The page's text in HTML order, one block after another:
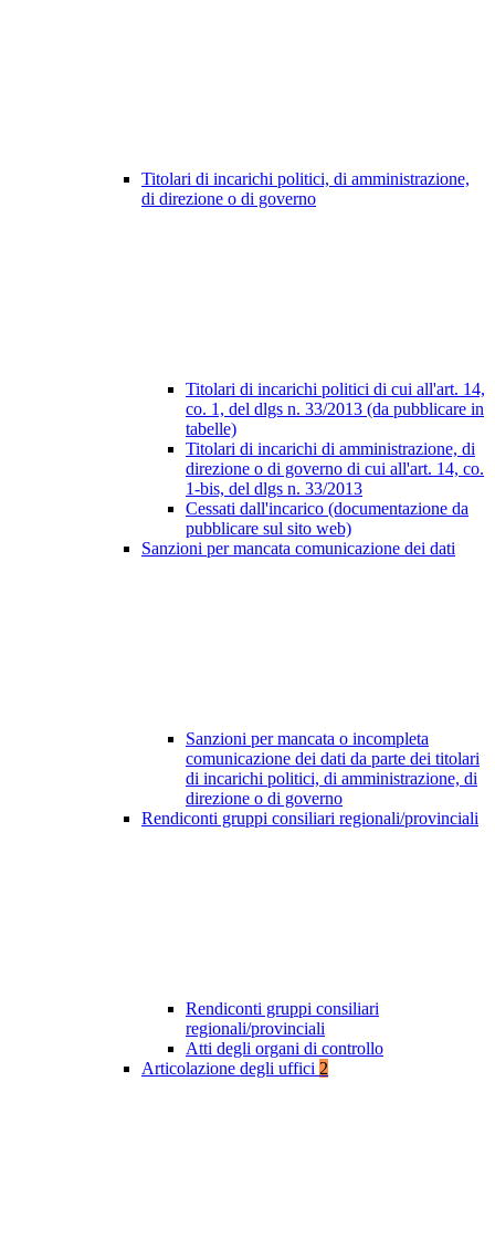
Titolari di incarichi politici, di amministrazione,
di direzione o di governo
Titolari di incarichi politici di cui all'art. 14,
co. 1, del dlgs n. 33/2013 (da pubblicare in
tabelle)
Titolari di incarichi di amministrazione, di
direzione o di governo di cui all'art. 14, co.
1-bis, del dlgs n. 33/2013
Cessati dall'incarico (documentazione da
pubblicare sul sito web)
Sanzioni per mancata comunicazione dei dati
Sanzioni per mancata o incompleta
comunicazione dei dati da parte dei titolari
di incarichi politici, di amministrazione, di
direzione o di governo
Rendiconti gruppi consiliari regionali/provinciali
Rendiconti gruppi consiliari
regionali/provinciali
Atti degli organi di controllo
Articolazione degli uffici 2